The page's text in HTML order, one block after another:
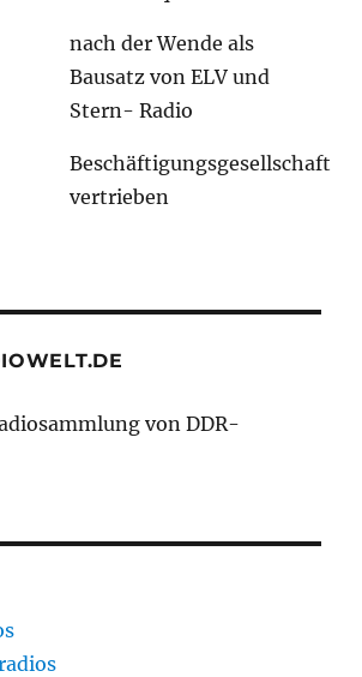
nach der Wende als
Bausatz von ELV und
Stern- Radio
Beschäftigungsgesellschaft
vertrieben
von DDR-